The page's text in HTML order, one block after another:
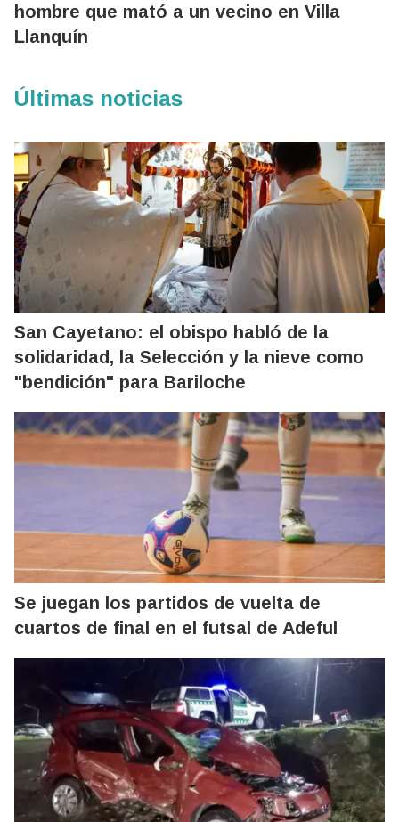
hombre que mató a un vecino en Villa
Llanquín
Últimas noticias
San Cayetano: el obispo habló de la
solidaridad, la Selección y la nieve como
"bendición" para Bariloche
Se juegan los partidos de vuelta de
cuartos de final en el futsal de Adeful